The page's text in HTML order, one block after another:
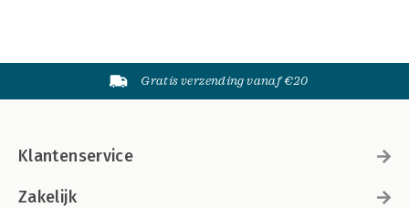
Gratis verzending vanaf €20
Klantenservice
Zakelijk